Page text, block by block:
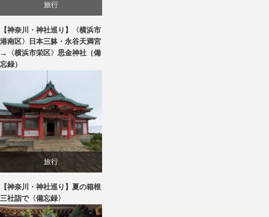
旅行
【神奈川・神社巡り】〈横浜市
港南区〉日本三躰・永谷天満宮
→〈横浜市栄区〉思金神社（備
忘録）
旅行
【神奈川・神社巡り】夏の箱根
三社詣で〈備忘録〉